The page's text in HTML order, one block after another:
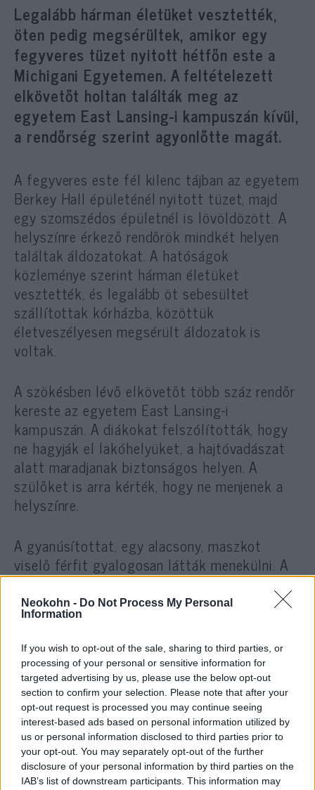
Neokohn - Do Not Process My Personal
Information
If you wish to opt-out of the sale, sharing to third parties, or
processing of your personal or sensitive information for
targeted advertising by us, please use the below opt-out
section to confirm your selection. Please note that after your
opt-out request is processed you may continue seeing
interest-based ads based on personal information utilized by
us or personal information disclosed to third parties prior to
your opt-out. You may separately opt-out of the further
disclosure of your personal information by third parties on the
IAB’s list of downstream participants. This information may
Legalább hárman életüket vesztették,
öten pedig megsérültek, amikor egy
fegyveres tüzet nyitott hétfőn este a
Michigani Egyetemen. A feltételezett
elkövetőt holtan találták meg az
egyetem East Lansing-i kampuszán kívül,
a rendőrség szerint agyonlőtte magát.
A fegyveres este fél kilenc tájban az egyetem
Berkey Hall épületénél nyitott tüzet, majd
egy szomszédos épületnél is lövöldözött. A
helyszínre érkező rendőrök mindkét helyen
találtak áldozatokat. A hatóságok
közleménye szerint hárman életüket
vesztették, és legalább öt sebesültet
szállítottak kórházba, közöttük
életveszélyesen megsérült áldozatok is
voltak.
A szökésben lévő elkövetőt több száz rendőr
kereste az egyetem East Lansing-i
kampuszán. A diákokat felszólították, hogy
ne hagyják el lakóhelyüket, a hajtóvadászat
alatt maradjanak biztonságos helyen. A
szülőket is arra kérték, hogy ne menjenek a
helyszínre.
A gyanúsítottat, egy alacsony, maszkot
viselő férfit gyalogosan látták menekülni. A
rendőrség közleménye szerint néhány órás
kutatás után megtalálták a férfi holttestét,
feltehetően öngyilkosságot követett el.
A Michigani Egyetemen mintegy 50 ezer diák
tanul. Az egyetem rendőrsége hétfőn este
bejelentette, hogy a következő 48 órában
minden tanórát és egyetemi tevékenységet
felfüggesztenek.
2021 novemberében a Michigan állambeli